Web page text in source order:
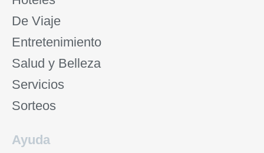
De Viaje
Entretenimiento
Salud y Belleza
Servicios
Sorteos
Ayuda